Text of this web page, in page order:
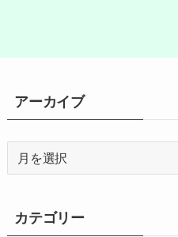
アーカイブ
ブ
カテゴリー